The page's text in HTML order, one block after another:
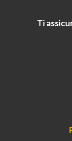
Ti